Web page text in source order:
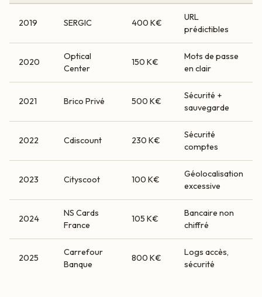
2019 SERGIC 400 K€
URL
prédictibles
2020
Optical
Center
150 K€
Mots de passe
en clair
2021 Brico Privé 500 K€
Sécurité +
sauvegarde
2022 Cdiscount 230 K€
Sécurité
comptes
2023 Cityscoot 100 K€
Géolocalisation
excessive
2024
NS Cards
France
105 K€
Bancaire non
chiffré
2025
Carrefour
Banque
800 K€
Logs accès,
sécurité